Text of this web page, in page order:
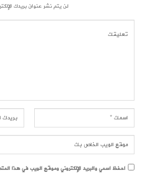
لن يتم نشر عنوان بريدك
احفظ اسمي والبريد الإلكتروني وموقع الويب في هذا